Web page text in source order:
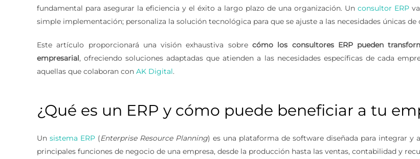
fundamental para asegurar la eficiencia y el éxito a largo plazo de una organización. Un consultor ERP
simple implementación; personaliza la solución tecnológica para que se ajuste a las necesidades únicas de
Este artículo proporcionará una visión exhaustiva sobre cómo los consultores ERP pueden
empresarial, ofreciendo soluciones adaptadas que atienden a las necesidades específicas de cada
aquellas que colaboran con AK Digital.
¿Qué es un ERP y cómo puede beneficiar a tu
Un sistema ERP (Enterprise Resource Planning) es una plataforma de software diseñada para integrar y
principales funciones de negocio de una empresa, desde la producción hasta las ventas, contabilidad y